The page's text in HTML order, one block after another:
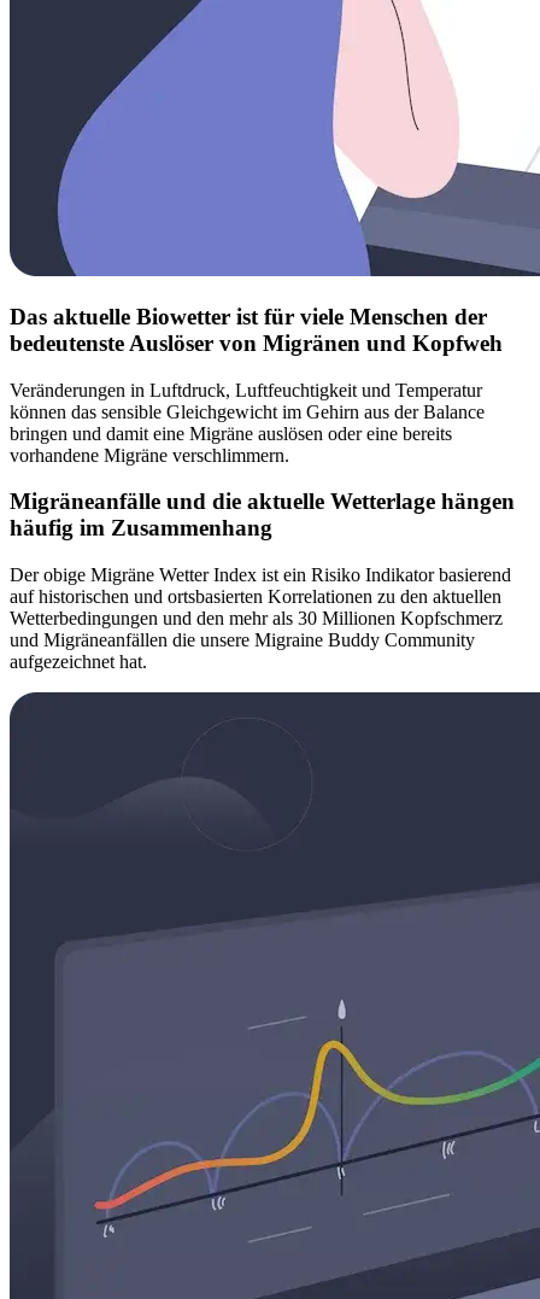
Das aktuelle Biowetter ist für viele Menschen der
bedeutenste Auslöser von Migränen und Kopfweh
Veränderungen in Luftdruck, Luftfeuchtigkeit und Temperatur
können das sensible Gleichgewicht im Gehirn aus der Balance
bringen und damit eine Migräne auslösen oder eine bereits
vorhandene Migräne verschlimmern.
Migräneanfälle und die aktuelle Wetterlage hängen
häufig im Zusammenhang
Der obige Migräne Wetter Index ist ein Risiko Indikator basierend
auf historischen und ortsbasierten Korrelationen zu den aktuellen
Wetterbedingungen und den mehr als 30 Millionen Kopfschmerz
und Migräneanfällen die unsere Migraine Buddy Community
aufgezeichnet hat.